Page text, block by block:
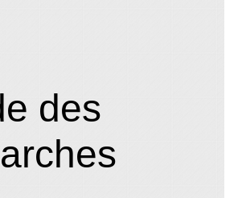
des